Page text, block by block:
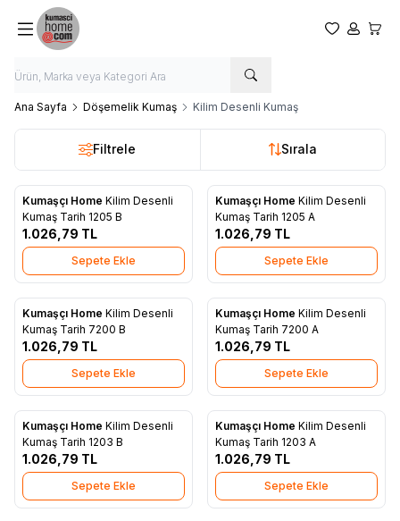
Favorilerim
Hesabım
Ana Sayfa Döşemelik Kumaş Kilim Desenli Kumaş
Filtrele Sırala
Yeni
Favorilere Ekle
Kumaşçı Home Kilim Desenli
Kumaş Tarih 1205 B
1.026,79 TL
Sepete Ekle
Yeni
Favorilere Ekle
Kumaşçı Home Kilim Desenli
Kumaş Tarih 1205 A
1.026,79 TL
Sepete Ekle
Yeni
Favorilere Ekle
Kumaşçı Home Kilim Desenli
Kumaş Tarih 7200 B
1.026,79 TL
Sepete Ekle
Yeni
Favorilere Ekle
Kumaşçı Home Kilim Desenli
Kumaş Tarih 7200 A
1.026,79 TL
Sepete Ekle
Yeni
Favorilere Ekle
Kumaşçı Home Kilim Desenli
Kumaş Tarih 1203 B
1.026,79 TL
Sepete Ekle
Yeni
Favorilere Ekle
Kumaşçı Home Kilim Desenli
Kumaş Tarih 1203 A
1.026,79 TL
Sepete Ekle